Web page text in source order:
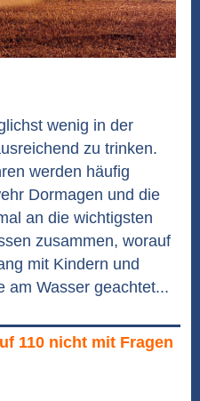
wenig in der
zu trinken.
werden häufig
Dormagen und die
an die wichtigsten
zusammen, worauf
mit Kindern und
am Wasser geachtet...
110 nicht mit Fragen